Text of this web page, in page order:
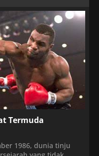
Termuda
1986, dunia tinju